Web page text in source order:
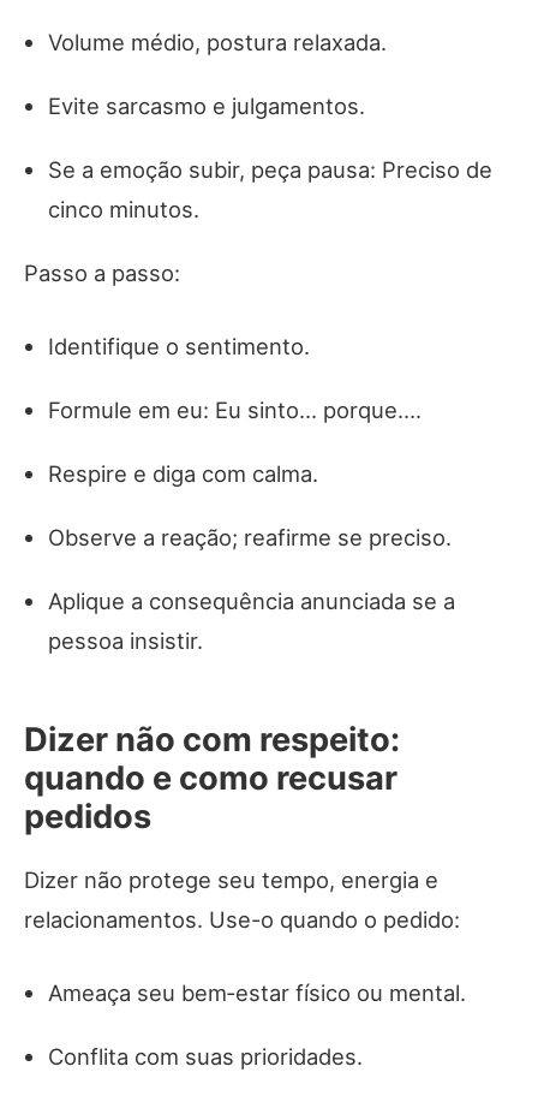
Volume médio, postura relaxada.
Evite sarcasmo e julgamentos.
Se a emoção subir, peça pausa: Preciso de
cinco minutos.
Passo a passo:
Identifique o sentimento.
Formule em eu: Eu sinto… porque….
Respire e diga com calma.
Observe a reação; reafirme se preciso.
Aplique a consequência anunciada se a
pessoa insistir.
Dizer não com respeito:
quando e como recusar
pedidos
Dizer não protege seu tempo, energia e
relacionamentos. Use-o quando o pedido:
Ameaça seu bem‑estar físico ou mental.
Conflita com suas prioridades.